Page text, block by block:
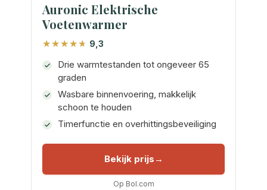
Auronic Elektrische
Voetenwarmer
9,3
Drie warmtestanden tot ongeveer 65
graden
Wasbare binnenvoering, makkelijk
schoon te houden
Timerfunctie en overhittingsbeveiliging
Bekijk prijs
Op Bol.com